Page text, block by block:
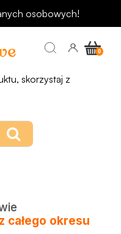
osobowych!
nie istnieje
nie została
skorzystaj z
z całego okresu